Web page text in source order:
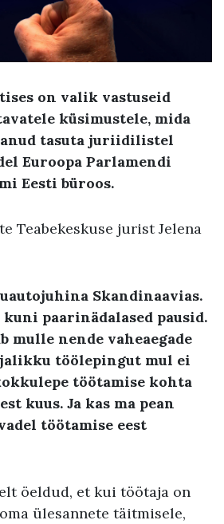
on valik vastuseid
küsimustele, mida
tasuta juriidilistel
Euroopa Parlamendi
Eesti büroos.
Teabekeskuse jurist Jelena
Skandinaavias.
paarinädalased pausid.
mulle nende vaheaegade
töölepingut mul ei
töötamise kohta
kuus. Ja kas ma pean
töötamise eest
öeldud, et kui töötaja on
ülesannete täitmisele,